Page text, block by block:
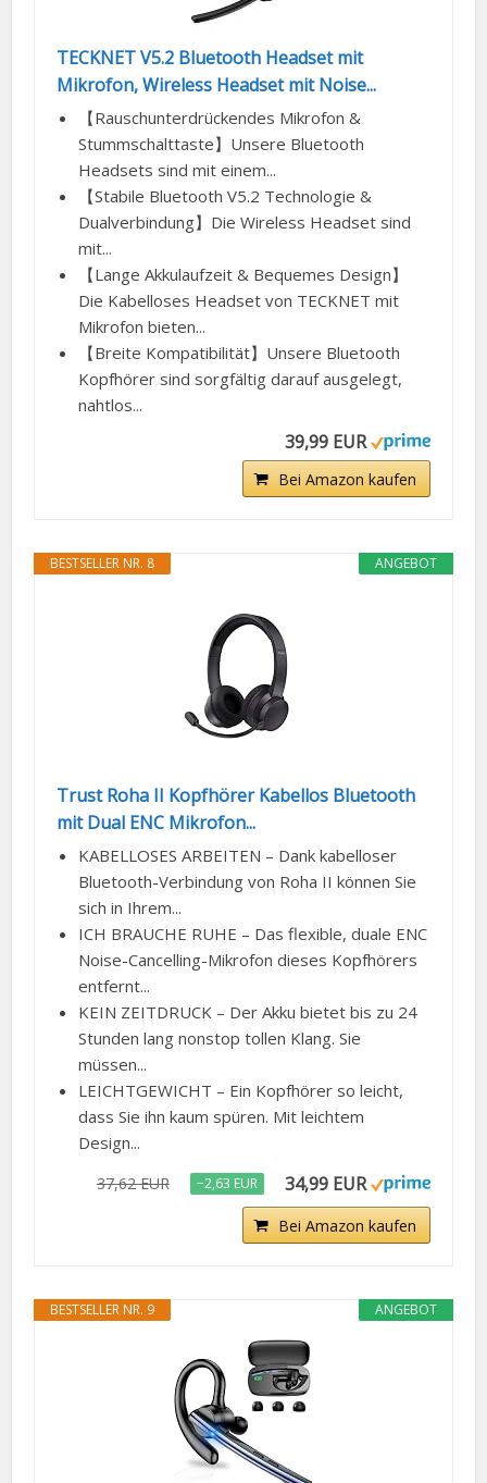
TECKNET V5.2 Bluetooth Headset mit
Mikrofon, Wireless Headset mit Noise...
【Rauschunterdrückendes Mikrofon &
Stummschalttaste】Unsere Bluetooth
Headsets sind mit einem...
【Stabile Bluetooth V5.2 Technologie &
Dualverbindung】Die Wireless Headset sind
mit...
【Lange Akkulaufzeit & Bequemes Design】
Die Kabelloses Headset von TECKNET mit
Mikrofon bieten...
【Breite Kompatibilität】Unsere Bluetooth
Kopfhörer sind sorgfältig darauf ausgelegt,
nahtlos...
39,99 EUR
Bei Amazon kaufen
ANGEBOT
BESTSELLER NR. 8
Trust Roha II Kopfhörer Kabellos Bluetooth
mit Dual ENC Mikrofon...
KABELLOSES ARBEITEN – Dank kabelloser
Bluetooth-Verbindung von Roha II können Sie
sich in Ihrem...
ICH BRAUCHE RUHE – Das flexible, duale ENC
Noise-Cancelling-Mikrofon dieses Kopfhörers
entfernt...
KEIN ZEITDRUCK – Der Akku bietet bis zu 24
Stunden lang nonstop tollen Klang. Sie
müssen...
LEICHTGEWICHT – Ein Kopfhörer so leicht,
dass Sie ihn kaum spüren. Mit leichtem
Design...
37,62 EUR −2,63 EUR 34,99 EUR
Bei Amazon kaufen
ANGEBOT
BESTSELLER NR. 9